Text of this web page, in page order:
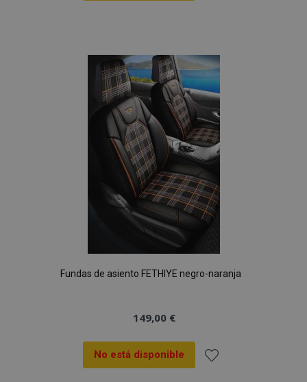
Lista
de
Deseos
Fundas de asiento FETHIYE negro-naranja
149,00 €
No está disponible